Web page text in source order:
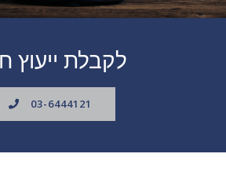
לקבלת ייעוץ
03-6444121